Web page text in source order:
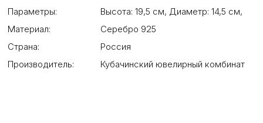
Параметры:
Высота: 19,5 см, Диаметр: 14,5 см,
Материал:
Серебро 925
Страна:
Россия
Производитель:
Кубачинский ювелирный комбинат